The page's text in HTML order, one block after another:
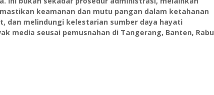
keamanan dan mutu pangan dalam ketahanan
dan melindungi kelestarian sumber daya hayati
media seusai pemusnahan di Tangerang, Banten, Rabu